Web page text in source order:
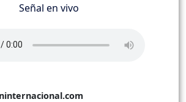
Señal en vivo